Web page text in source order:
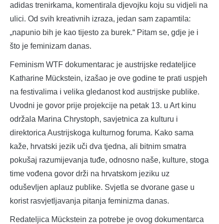
adidas trenirkama, komentirala djevojku koju su vidjeli na
ulici. Od svih kreativnih izraza, jedan sam zapamtila:
„napunio bih je kao tijesto za burek.“ Pitam se, gdje je i
što je feminizam danas.
Feminism WTF dokumentarac je austrijske redateljice
Katharine Mückstein, izašao je ove godine te prati uspjeh
na festivalima i velika gledanost kod austrijske publike.
Uvodni je govor prije projekcije na petak 13. u Art kinu
održala Marina Chrystoph, savjetnica za kulturu i
direktorica Austrijskoga kulturnog foruma. Kako sama
kaže, hrvatski jezik uči dva tjedna, ali bitnim smatra
pokušaj razumijevanja tuđe, odnosno naše, kulture, stoga
time vođena govor drži na hrvatskom jeziku uz
oduševljen aplauz publike. Svjetla se dvorane gase u
korist rasvjetljavanja pitanja feminizma danas.
Redateljica Mückstein za potrebe je ovog dokumentarca